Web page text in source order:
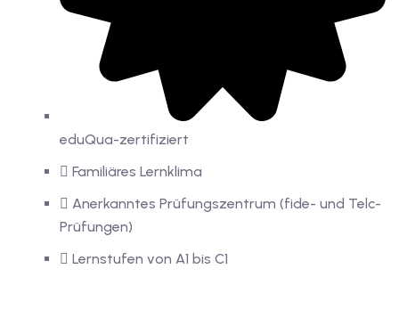
eduQua-zertifiziert
Familiäres Lernklima
Anerkanntes Prüfungszentrum (fide- und Telc-
Prüfungen)
Lernstufen von A1 bis C1